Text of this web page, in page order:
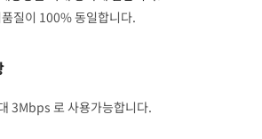
질이 100% 동일합니다.
3Mbps 로 사용가능합니다.